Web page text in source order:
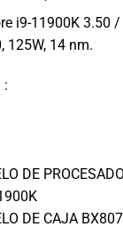
i9-11900K 3.50
125W, 14 nm.
:
DE
DE CAJA